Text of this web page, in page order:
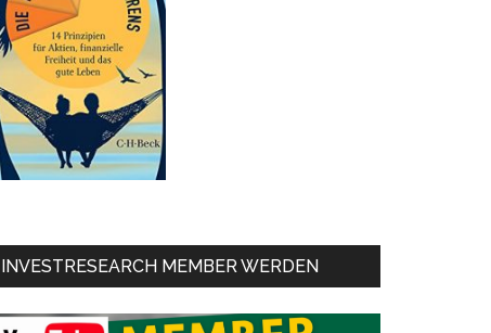
INVESTRESEARCH MEMBER WERDEN